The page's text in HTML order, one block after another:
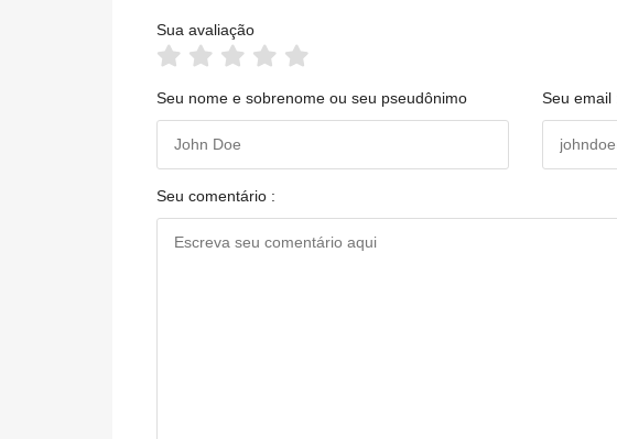
Sua avaliação
Seu nome e sobrenome ou seu pseudônimo Seu email
Seu comentário :